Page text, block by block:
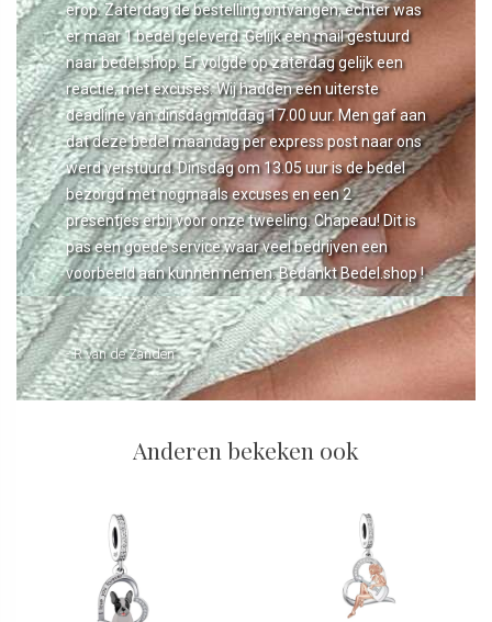
erop. Zaterdag de bestelling ontvangen, echter was
er maar 1 bedel geleverd. Gelijk een mail gestuurd
naar bedel.shop. Er volgde op zaterdag gelijk een
reactie, met excuses. Wij hadden een uiterste
deadline van dinsdagmiddag 17.00 uur. Men gaf aan
dat deze bedel maandag per express post naar ons
werd verstuurd. Dinsdag om 13.05 uur is de bedel
bezorgd met nogmaals excuses en een 2
presentjes erbij voor onze tweeling. Chapeau! Dit is
pas een goede service waar veel bedrijven een
voorbeeld aan kunnen nemen. Bedankt Bedel.shop !
- R van de Zanden
Anderen bekeken ook